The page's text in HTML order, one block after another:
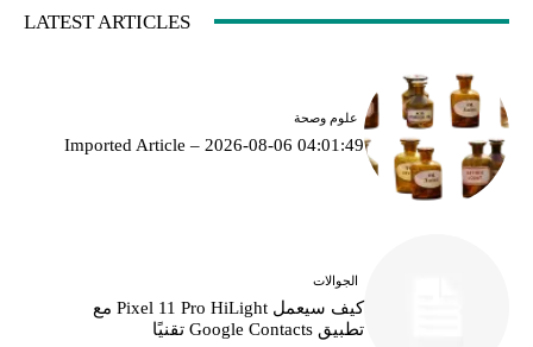
LATEST ARTICLES
علوم وصحة
Imported Article – 2026-08-06 04:01:49
الجوالات
كيف سيعمل Pixel 11 Pro HiLight مع
تطبيق Google Contacts تقنيًا